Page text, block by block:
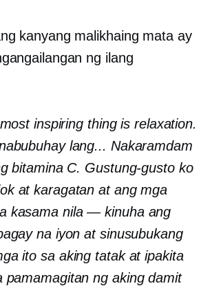
kanyang malikhaing mata ay
ng ilang
inspiring thing is relaxation.
lang... Nakaramdam
bitamina C. Gustung-gusto ko
at karagatan at ang mga
kasama nila — kinuha ang
na iyon at sinusubukang
ito sa aking tatak at ipakita
pamamagitan ng aking damit